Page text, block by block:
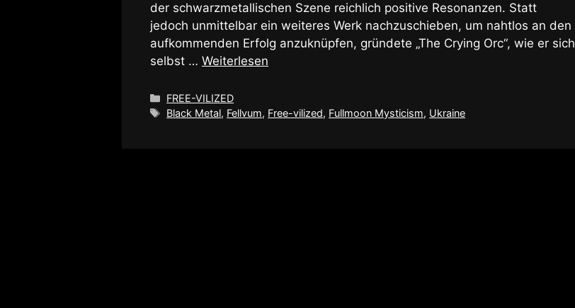
der schwarzmetallischen Szene reichlich positive Resonanzen. Statt
jedoch unmittelbar ein weiteres Werk nachzuschieben, um nahtlos an den
aufkommenden Erfolg anzuknüpfen, gründete „The Crying Orc“, wie er sich
selbst … Weiterlesen
Kategorien
FREE-VILIZED
Schlagwörter
Black Metal, Fellvum, Free-vilized, Fullmoon Mysticism, Ukraine